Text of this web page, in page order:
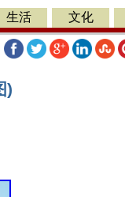
生活 文化
)